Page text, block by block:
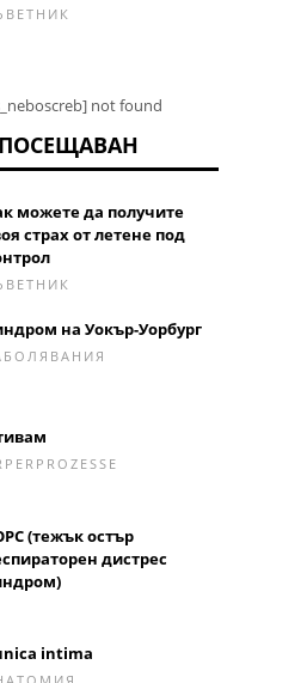
not found
можете да получите
страх от летене под
на Уокър-Уорбург
(тежък остър
дистрес
intima